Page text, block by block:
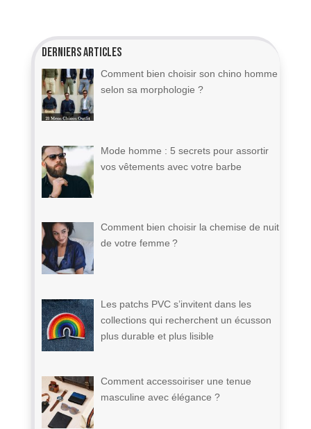
Derniers articles
Comment bien choisir son chino homme
selon sa morphologie ?
Mode homme : 5 secrets pour assortir
vos vêtements avec votre barbe
Comment bien choisir la chemise de nuit
de votre femme ?
Les patchs PVC s’invitent dans les
collections qui recherchent un écusson
plus durable et plus lisible
Comment accessoiriser une tenue
masculine avec élégance ?